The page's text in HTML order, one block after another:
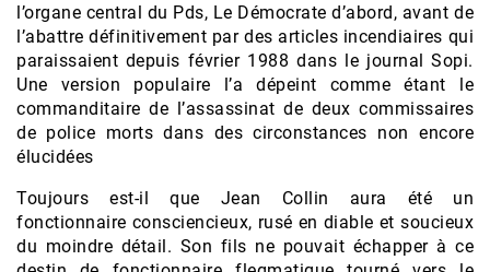
l’organe central du Pds, Le Démocrate d’abord, avant de
l’abattre définitivement par des articles incendiaires qui
paraissaient depuis février 1988 dans le journal Sopi.
Une version populaire l’a dépeint comme étant le
commanditaire de l’assassinat de deux commissaires
de police morts dans des circonstances non encore
élucidées
Toujours est-il que Jean Collin aura été un
fonctionnaire consciencieux, rusé en diable et soucieux
du moindre détail. Son fils ne pouvait échapper à ce